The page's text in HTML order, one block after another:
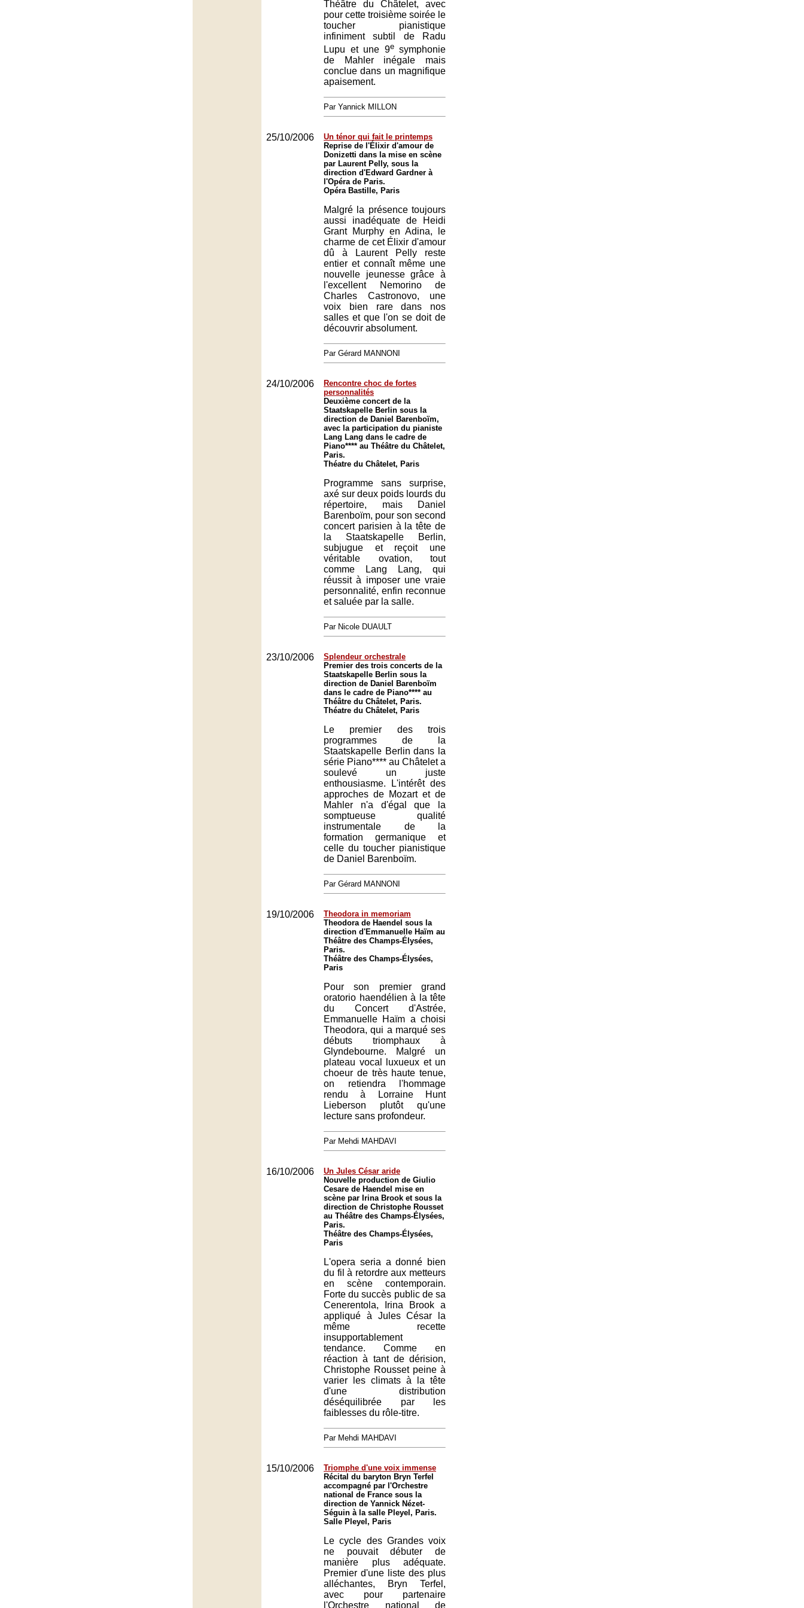
Théâtre du Châtelet, avec
pour cette troisième soirée le
toucher pianistique
infiniment subtil de Radu
Lupu et une 9esymphonie
de Mahler inégale mais
conclue dans un magnifique
apaisement.
Par Yannick MILLON
25/10/2006
Un ténor qui fait le printemps
Reprise de l'Élixir d'amour de
Donizetti dans la mise en scène
par Laurent Pelly, sous la
direction d'Edward Gardner à
l'Opéra de Paris.
Opéra Bastille, Paris
Malgré la présence toujours
aussi inadéquate de Heidi
Grant Murphy en Adina, le
charme de cet Élixir d'amour
dû à Laurent Pelly reste
entier et connaît même une
nouvelle jeunesse grâce à
l'excellent Nemorino de
Charles Castronovo, une
voix bien rare dans nos
salles et que l'on se doit de
découvrir absolument.
Par Gérard MANNONI
24/10/2006
Rencontre choc de fortes
personnalités
Deuxième concert de la
Staatskapelle Berlin sous la
direction de Daniel Barenboïm,
avec la participation du pianiste
Lang Lang dans le cadre de
Piano**** au Théâtre du Châtelet,
Paris.
Théatre du Châtelet, Paris
Programme sans surprise,
axé sur deux poids lourds du
répertoire, mais Daniel
Barenboïm, pour son second
concert parisien à la tête de
la Staatskapelle Berlin,
subjugue et reçoit une
véritable ovation, tout
comme Lang Lang, qui
réussit à imposer une vraie
personnalité, enfin reconnue
et saluée par la salle.
Par Nicole DUAULT
23/10/2006
Splendeur orchestrale
Premier des trois concerts de la
Staatskapelle Berlin sous la
direction de Daniel Barenboïm
dans le cadre de Piano**** au
Théâtre du Châtelet, Paris.
Théatre du Châtelet, Paris
Le premier des trois
programmes de la
Staatskapelle Berlin dans la
série Piano**** au Châtelet a
soulevé un juste
enthousiasme. L'intérêt des
approches de Mozart et de
Mahler n'a d'égal que la
somptueuse qualité
instrumentale de la
formation germanique et
celle du toucher pianistique
de Daniel Barenboïm.
Par Gérard MANNONI
19/10/2006
Theodora in memoriam
Theodora de Haendel sous la
direction d'Emmanuelle Haïm au
Théâtre des Champs-Élysées,
Paris.
Théâtre des Champs-Élysées,
Paris
Pour son premier grand
oratorio haendélien à la tête
du Concert d'Astrée,
Emmanuelle Haïm a choisi
Theodora, qui a marqué ses
débuts triomphaux à
Glyndebourne. Malgré un
plateau vocal luxueux et un
choeur de très haute tenue,
on retiendra l'hommage
rendu à Lorraine Hunt
Lieberson plutôt qu'une
lecture sans profondeur.
Par Mehdi MAHDAVI
16/10/2006
Un Jules César aride
Nouvelle production de Giulio
Cesare de Haendel mise en
scène par Irina Brook et sous la
direction de Christophe Rousset
au Théâtre des Champs-Élysées,
Paris.
Théâtre des Champs-Élysées,
Paris
L'opera seria a donné bien
du fil à retordre aux metteurs
en scène contemporain.
Forte du succès public de sa
Cenerentola, Irina Brook a
appliqué à Jules César la
même recette
insupportablement
tendance. Comme en
réaction à tant de dérision,
Christophe Rousset peine à
varier les climats à la tête
d'une distribution
déséquilibrée par les
faiblesses du rôle-titre.
Par Mehdi MAHDAVI
15/10/2006
Triomphe d'une voix immense
Récital du baryton Bryn Terfel
accompagné par l'Orchestre
national de France sous la
direction de Yannick Nézet-
Séguin à la salle Pleyel, Paris.
Salle Pleyel, Paris
Le cycle des Grandes voix
ne pouvait débuter de
manière plus adéquate.
Premier d'une liste des plus
alléchantes, Bryn Terfel,
avec pour partenaire
l'Orchestre national de